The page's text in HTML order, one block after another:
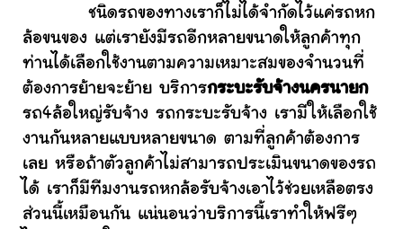
ชนิดรถของทางเราก็ไม่ได้จำกัดไว้แค่รถหก
ล้อขนของ แต่เรายังมีรถอีกหลายขนาดให้ลูกค้าทุก
ท่านได้เลือกใช้งานตามความเหมาะสมของจำนวนที่
ต้องการย้ายจะย้าย บริการกระบะรับจ้างนครนายก
รถ4ล้อใหญ่รับจ้าง รถกระบะรับจ้าง เรามีให้เลือกใช้
งานกันหลายแบบหลายขนาด ตามที่ลูกค้าต้องการ
เลย หรือถ้าตัวลูกค้าไม่สามารถประเมินขนาดของรถ
ได้ เราก็มีทีมงานรถหกล้อรับจ้างเอาไว้ช่วยเหลือตรง
ส่วนนี้เหมือนกัน แน่นอนว่าบริการนี้เราทำให้ฟรีๆ